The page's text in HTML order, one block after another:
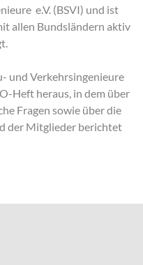
e.V. (BSVI) und ist
allen Bundsländern aktiv
und Verkehrsingenieure
Heft heraus, in dem über
Fragen sowie über die
der Mitglieder berichtet